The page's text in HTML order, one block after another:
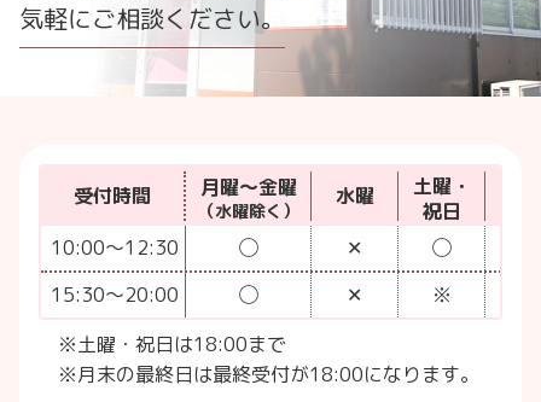
気軽にご相談ください。
受付時間 月曜〜金曜
（水曜除く）
水曜
土曜・
祝日
10:00〜12:30
◯ ✕ ◯
15:30〜20:00
◯ ✕ ※
※土曜・祝日は18:00まで
※月末の最終日は最終受付が18:00になります。